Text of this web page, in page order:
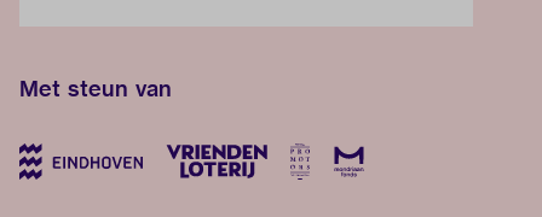
Met steun van